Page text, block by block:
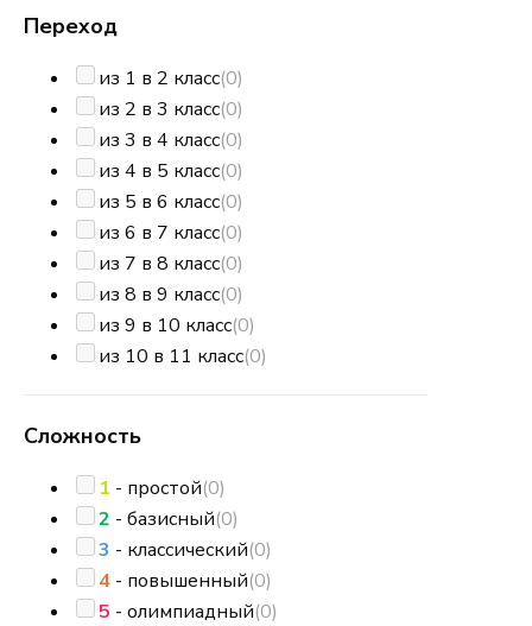
Переход
из 1 в 2 класс(0)
из 2 в 3 класс(0)
из 3 в 4 класс(0)
из 4 в 5 класс(0)
из 5 в 6 класс(0)
из 6 в 7 класс(0)
из 7 в 8 класс(0)
из 8 в 9 класс(0)
из 9 в 10 класс(0)
из 10 в 11 класс(0)
Сложность
1 - простой(0)
2 - базисный(0)
3 - классический(0)
4 - повышенный(0)
5 - олимпиадный(0)